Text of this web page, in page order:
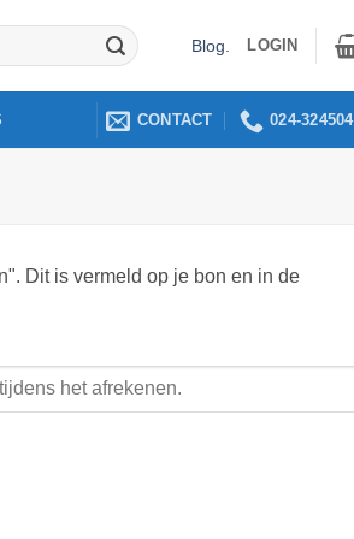
Blog LOGIN
CONTACT 024-
Dit is vermeld op je bon en in de